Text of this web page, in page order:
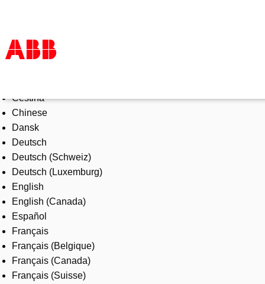
Products & Solutions
Industries
Services
About us
Where to buy
Contact us
Careers
Čeština
Chinese
Dansk
Deutsch
Deutsch (Schweiz)
Deutsch (Luxemburg)
English
English (Canada)
Español
Français
Français (Belgique)
Français (Canada)
Français (Suisse)